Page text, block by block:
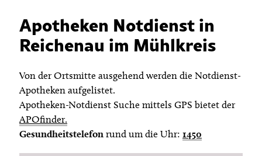
Apotheken Notdienst in
Reichenau im Mühlkreis
Von der Ortsmitte ausgehend werden die Notdienst-
Apotheken aufgelistet.
Apotheken-Notdienst Suche mittels GPS bietet der
APOfinder.
Gesundheitstelefon rund um die Uhr: 1450